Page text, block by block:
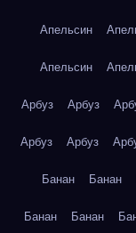
Апельсин
Апельсин
Арбуз Арбуз
Арбуз Арбуз
Банан Банан
Банан Банан